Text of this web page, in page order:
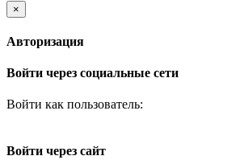
×
Авторизация
Войти через социальные сети
Войти как пользователь:
Войти через сайт